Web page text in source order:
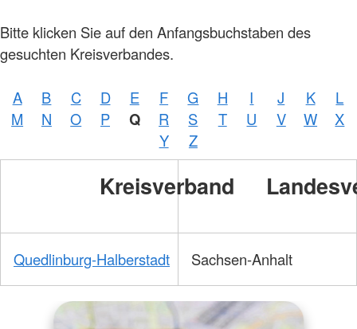
Bitte klicken Sie auf den Anfangsbuchstaben des
gesuchten Kreisverbandes.
A B C D E F G H I J K
L
M
N O P Q R S T U V W
X
Y
Z
Kreisverband
Quedlinburg-Halberstadt Sachsen-Anhalt